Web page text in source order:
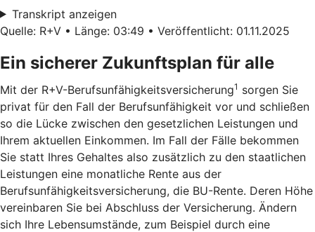
Transkript anzeigen
Quelle: R+V • Länge: 03:49 • Veröffentlicht: 01.11.2025
Ein sicherer Zukunftsplan für alle
Mit der R+V-Berufsunfähigkeitsversicherung1 sorgen Sie
privat für den Fall der Berufsunfähigkeit vor und schließen
so die Lücke zwischen den gesetzlichen Leistungen und
Ihrem aktuellen Einkommen. Im Fall der Fälle bekommen
Sie statt Ihres Gehaltes also zusätzlich zu den staatlichen
Leistungen eine monatliche Rente aus der
Berufsunfähigkeitsversicherung, die BU-Rente. Deren Höhe
vereinbaren Sie bei Abschluss der Versicherung. Ändern
sich Ihre Lebensumstände, zum Beispiel durch eine